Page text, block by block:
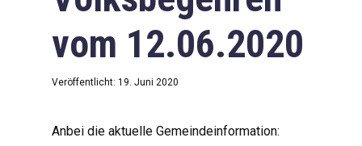
vom 12.06.2020
Veröffentlicht: 19. Juni 2020
Anbei die aktuelle Gemeindeinformation: